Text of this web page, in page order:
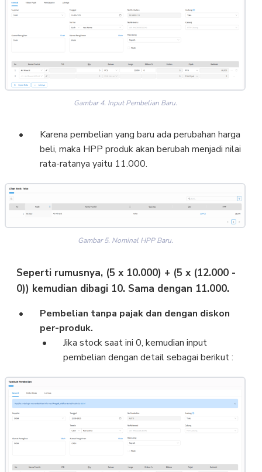
Gambar 4. Input Pembelian Baru.
Karena pembelian yang baru ada perubahan harga
beli, maka HPP produk akan berubah menjadi nilai
rata-ratanya yaitu 11.000.
Gambar 5. Nominal HPP Baru.
Seperti rumusnya, (5 x 10.000) + (5 x (12.000 -
0)) kemudian dibagi 10. Sama dengan 11.000.
Pembelian tanpa pajak dan dengan diskon
per-produk.
Jika stock saat ini 0, kemudian input
pembelian dengan detail sebagai berikut :